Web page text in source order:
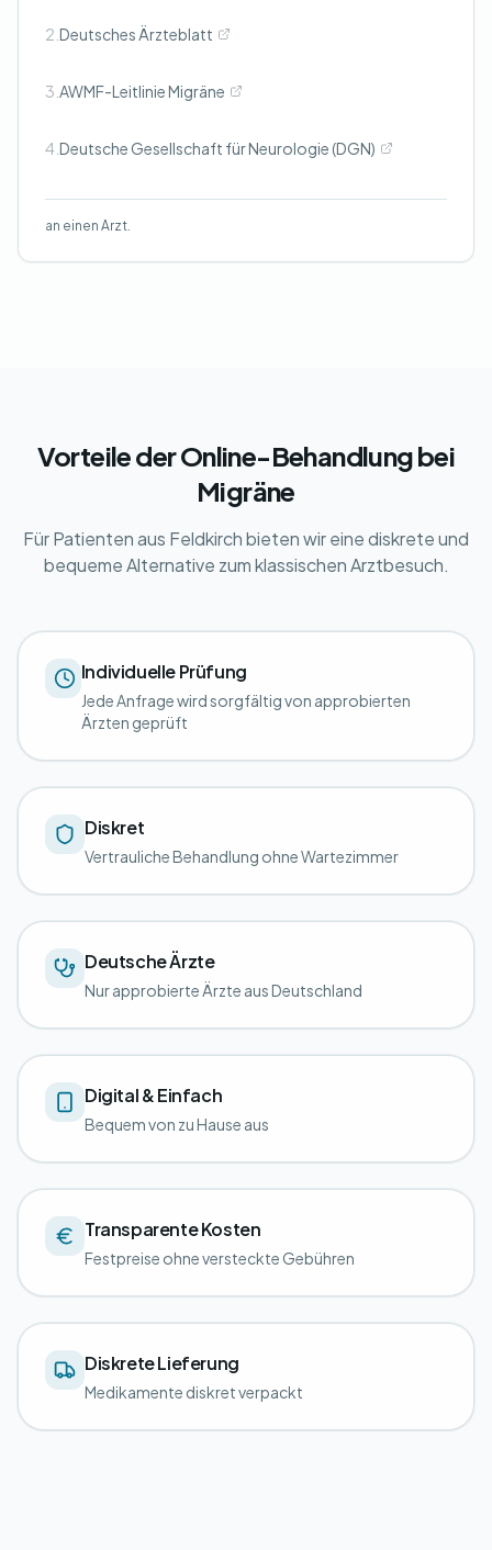
2. Deutsches Ärzteblatt
3. AWMF-Leitlinie Migräne
4. Deutsche Gesellschaft für Neurologie (DGN)
an einen Arzt.
Vorteile der Online-Behandlung bei
Migräne
Für Patienten aus Feldkirch bieten wir eine diskrete und
bequeme Alternative zum klassischen Arztbesuch.
Individuelle Prüfung
Jede Anfrage wird sorgfältig von approbierten
Ärzten geprüft
Diskret
Vertrauliche Behandlung ohne Wartezimmer
Deutsche Ärzte
Nur approbierte Ärzte aus Deutschland
Digital & Einfach
Bequem von zu Hause aus
Transparente Kosten
Festpreise ohne versteckte Gebühren
Diskrete Lieferung
Medikamente diskret verpackt